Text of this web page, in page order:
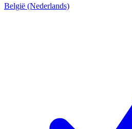
België (Nederlands)